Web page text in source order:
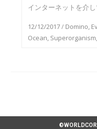
インターネットを介
12/12/2017/ Domino,
Ocean, Superorganism